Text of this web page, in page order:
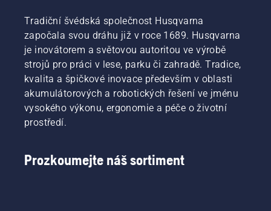
Tradiční švédská společnost Husqvarna
započala svou dráhu již v roce 1689. Husqvarna
je inovátorem a světovou autoritou ve výrobě
strojů pro práci v lese, parku či zahradě. Tradice,
kvalita a špičkové inovace především v oblasti
akumulátorových a robotických řešení ve jménu
vysokého výkonu, ergonomie a péče o životní
prostředí.
Prozkoumejte náš sortiment